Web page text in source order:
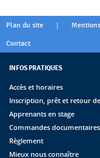
Plan du site |
Contact
INFOS PRATIQUES
Accès et horaires
Inscription, prêt et retour
Apprenants en stage
Commandes
Règlement
Mieux nous connaître